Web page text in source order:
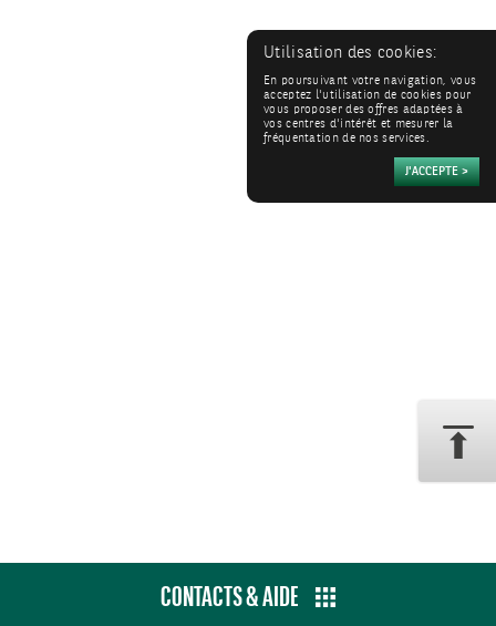
CONTACTS & AIDE
Utilisation des cookies:
En poursuivant votre navigation, vous
acceptez l'utilisation de cookies pour
vous proposer des offres adaptées à
vos centres d'intérêt et mesurer la
fréquentation de nos services.